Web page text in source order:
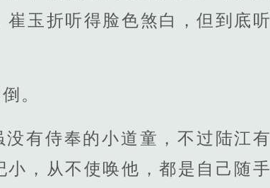
玉折听得脸色煞白，但到底听
。
有侍奉的小道童，不过陆江有
，从不使唤他，都是自己随手